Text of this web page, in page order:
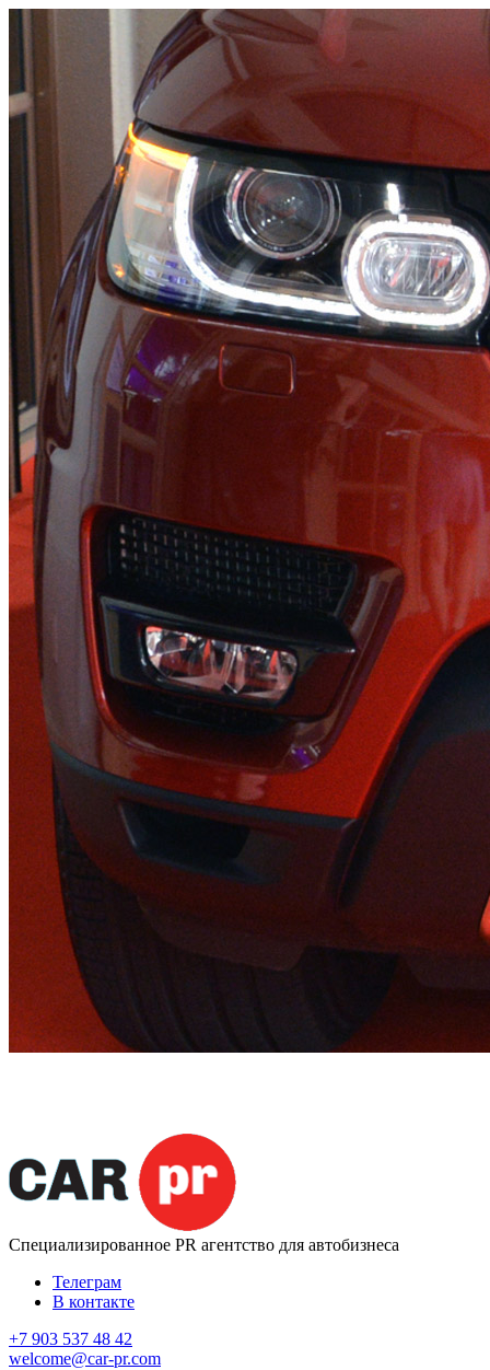
Специализированное PR агентство для автобизнеса
Телеграм
В контакте
+7 903 537 48 42
welcome@car-pr.com